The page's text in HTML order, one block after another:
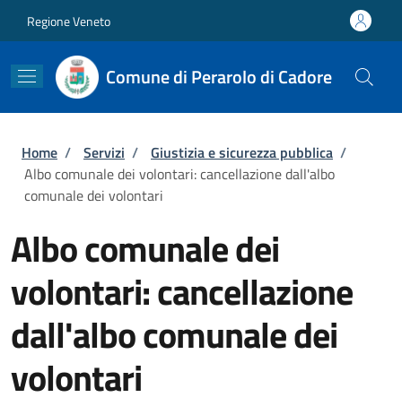
Regione Veneto
Comune di Perarolo di Cadore
Briciole di pane
Home / Servizi / Giustizia e sicurezza pubblica /
Albo comunale dei volontari: cancellazione dall'albo
comunale dei volontari
Albo comunale dei
volontari: cancellazione
dall'albo comunale dei
volontari